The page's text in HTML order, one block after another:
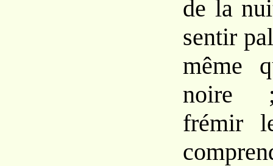
de la
sentir
même
noire ;
frémir